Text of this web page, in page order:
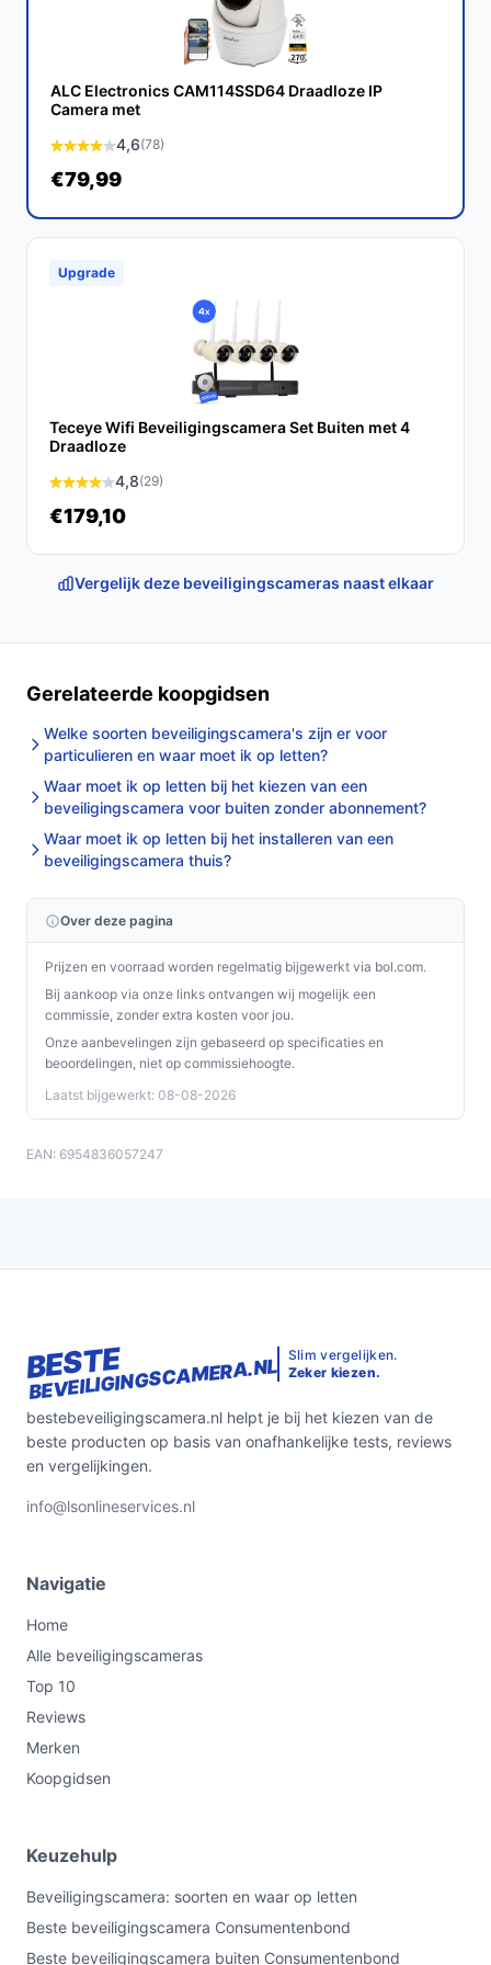
De Foscam T5EP IP Camera is een krachtige en
veelzijdige beveiligingscamera die u de gemoedsrust
biedt die u zoekt. Met zijn hoogwaardige beeldkwaliteit,
uitstekende keuze voor elke bewakingsbehoefte.
bestebeveiligingscamera.nl. Kies bewust wat perfect
ALC Electronics CAM114SSD64 Draadloze IP
Camera met
4,6(78)
€79,99
Upgrade
Teceye Wifi Beveiligingscamera Set Buiten met 4
Draadloze
4,8(29)
€179,10
Vergelijk deze beveiligingscameras naast elkaar
Gerelateerde koopgidsen
Welke soorten beveiligingscamera's zijn er voor
particulieren en waar moet ik op letten?
Waar moet ik op letten bij het kiezen van een
beveiligingscamera voor buiten zonder abonnement?
Waar moet ik op letten bij het installeren van een
beveiligingscamera thuis?
Over deze pagina
Prijzen en voorraad worden regelmatig bijgewerkt via bol.com.
Bij aankoop via onze links ontvangen wij mogelijk een
commissie, zonder extra kosten voor jou.
Onze aanbevelingen zijn gebaseerd op specificaties en
beoordelingen, niet op commissiehoogte.
Laatst bijgewerkt: 08-08-2026
EAN: 6954836057247
BESTE
BEVEILIGINGSCAMERA.NL Slim vergelijken.
Zeker kiezen.
bestebeveiligingscamera.nl helpt je bij het kiezen van de
beste producten op basis van onafhankelijke tests, reviews
en vergelijkingen.
info@lsonlineservices.nl
Navigatie
Home
Alle beveiligingscameras
Top 10
Reviews
Merken
Koopgidsen
Keuzehulp
Beveiligingscamera: soorten en waar op letten
Beste beveiligingscamera Consumentenbond
Beste beveiligingscamera buiten Consumentenbond